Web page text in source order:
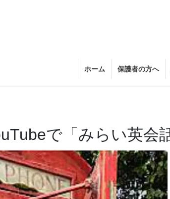
ホーム 保護者の方へ
で「みらい英会